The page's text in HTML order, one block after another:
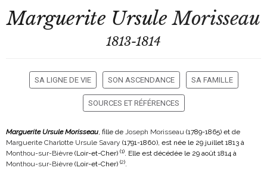
Marguerite UrsuleMorisseau
1813-1814
SA LIGNE DE VIE SON ASCENDANCE SA FAMILLE
SOURCES ET RÉFÉRENCES
Marguerite Ursule Morisseau, fille de Joseph Morisseau (1789-1865) et de
Marguerite Charlotte Ursule Savary (1791-1860), est née le 29 juillet 1813 à
Monthou-sur-Bièvre (Loir-et-Cher) (1). Elle est décédée le 29 août 1814 à
Monthou-sur-Bièvre (Loir-et-Cher) (2).